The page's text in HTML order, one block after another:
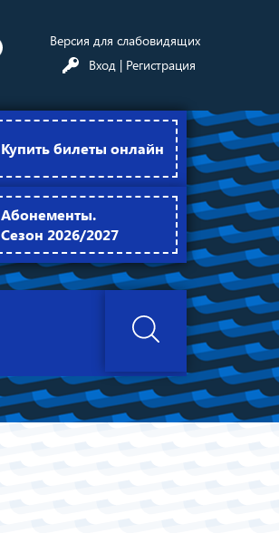
Версия для слабовидящих
Вход | Регистрация
Купить билеты онлайн
Абонементы.
Сезон 2026/2027